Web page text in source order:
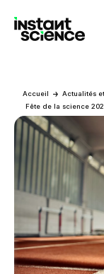
Accueil
Actualités
Fête de la science